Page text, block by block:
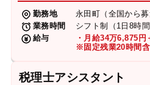
勤務地
永田町（全国から募
業務時間
シフト制（1日8時
給与
・月給34万6,875円
※固定残業20時間
税理士アシスタント